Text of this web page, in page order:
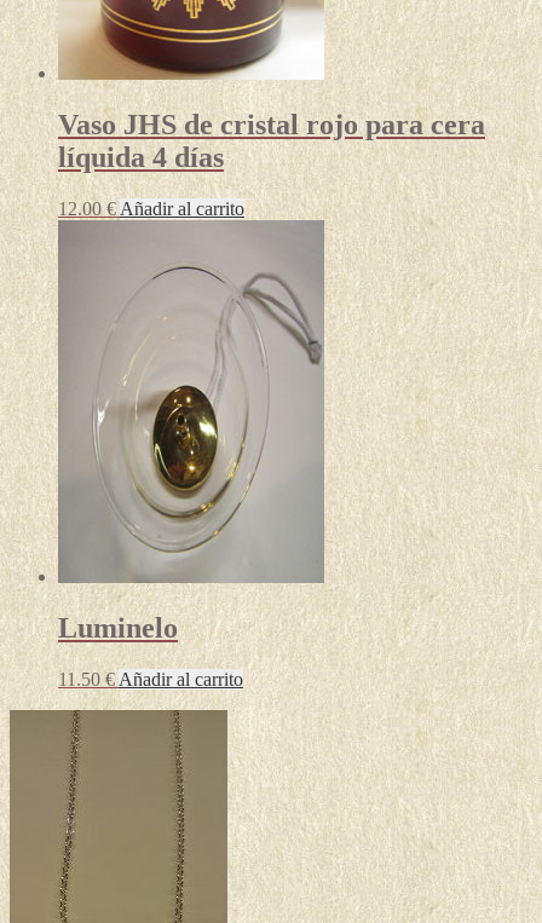
Vaso JHS de cristal rojo para cera
líquida 4 días
12.00€ Añadir al carrito
Luminelo
11.50€ Añadir al carrito